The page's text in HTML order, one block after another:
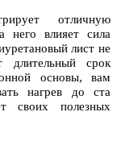
отличную
него влияет сила
лист не
длительный срок
основы, вам
нагрев до ста
своих полезных